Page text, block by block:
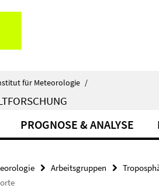
für Meteorologie /
PROGNOSE & ANALYSE
Arbeitsgruppen